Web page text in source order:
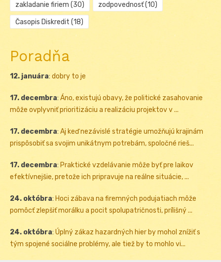
zakladanie firiem (30) zodpovednosť(10)
Časopis Diskredit (18)
Poradňa
12. januára: dobry to je
17. decembra: Áno, existujú obavy, že politické zasahovanie
môže ovplyvniť prioritizáciu a realizáciu projektov v ...
17. decembra: Aj keď nezávislé stratégie umožňujú krajinám
prispôsobiť sa svojim unikátnym potrebám, spoločné rieš...
17. decembra: Praktické vzdelávanie môže byť pre laikov
efektívnejšie, pretože ich pripravuje na reálne situácie, ...
24. októbra: Hoci zábava na firemných podujatiach môže
pomôcť zlepšiť morálku a pocit spolupatričnosti, prílišný ...
24. októbra: Úplný zákaz hazardných hier by mohol znížiť s
tým spojené sociálne problémy, ale tiež by to mohlo vi...